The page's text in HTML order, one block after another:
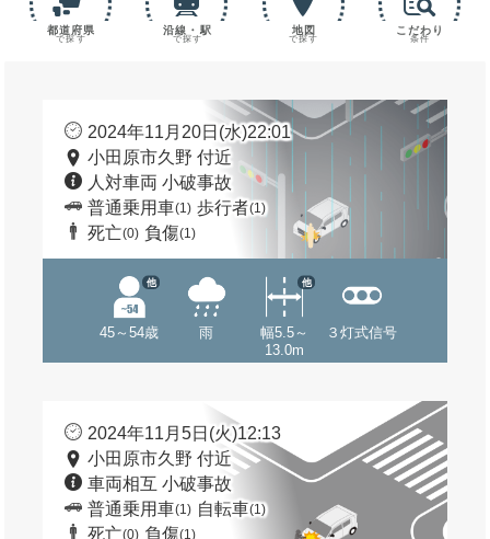
都道府県
で探す
沿線・駅
で探す
地図
で探す
こだわり
条件
2024年11月20日(水)22:01
小田原市久野 付近
人対車両 小破事故
普通乗用車(1) 歩行者(1)
死亡(0) 負傷(1)
45～54歳
他
雨
幅5.5～
13.0m
他
３灯式信号
2024年11月5日(火)12:13
小田原市久野 付近
車両相互 小破事故
普通乗用車(1) 自転車(1)
死亡(0) 負傷(1)